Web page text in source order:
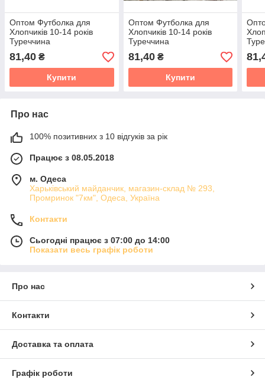
Оптом Футболка для
Хлопчиків 10-14 років
Туреччина
81,40 ₴
Купити
Оптом Футболка для
Хлопчиків 10-14 років
Туреччина
81,40₴
Купити
Про нас
100% позитивних з 10 відгуків за рік
Працює з 08.05.2018
м. Одеса
Харьківський майданчик, магазин-склад № 293,
Промринок "7км", Одеса, Україна
Контакти
Сьогодні працює з 07:00 до 14:00
Показати весь графік роботи
Про нас
Контакти
Доставка та оплата
Графік роботи